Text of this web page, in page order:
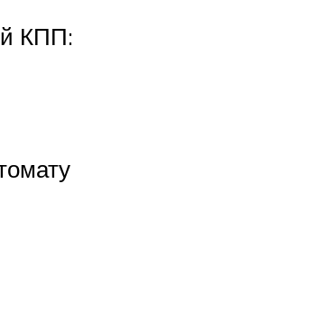
КПП: